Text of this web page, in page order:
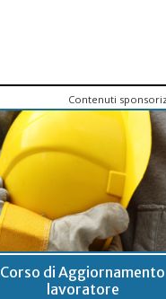
Contenuti
Corso di Aggiornamento
lavoratore